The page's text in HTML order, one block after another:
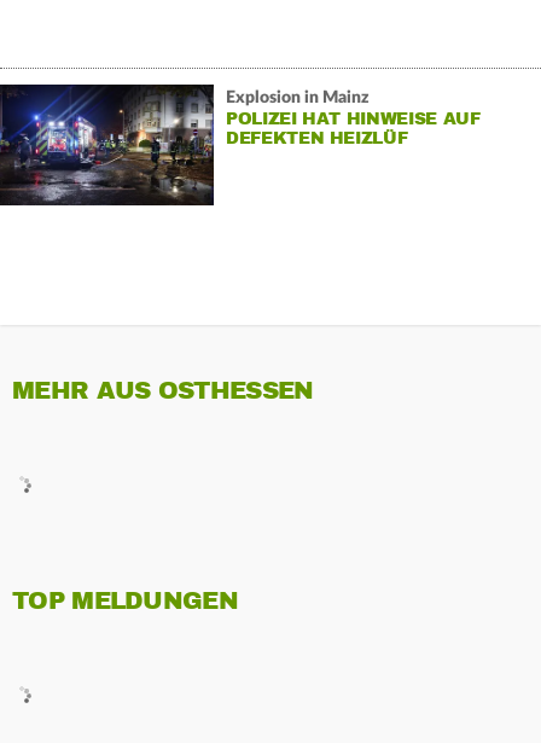
Explosion in Mainz
POLIZEI HAT HINWEISE AUF
DEFEKTEN HEIZLÜF
MEHR AUS OSTHESSEN
TOP MELDUNGEN